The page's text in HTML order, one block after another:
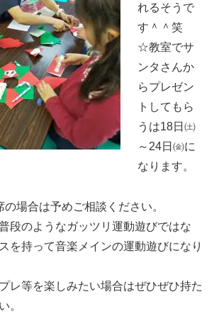
れるそうで
す＾＾笑
☆教室でサ
ンタさんか
らプレゼン
トしてもら
うは18日㈯
～24日㈮に
なります。
場合は予めご相談ください。
段のようなガッツリ運動遊びではな
を持って音楽メインの運動遊びになり
レ等を楽しみたい場合はぜひぜひ持た
。